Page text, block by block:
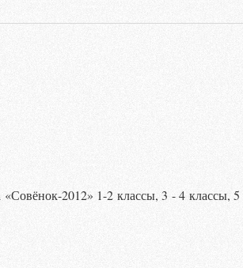
2012» 1-2 классы, 3 - 4 классы,